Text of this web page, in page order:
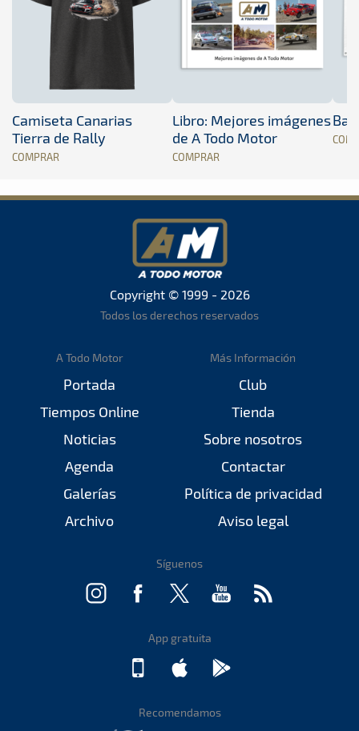
Camiseta Canarias
Tierra de Rally
COMPRAR
Libro: Mejores imágenes
de A Todo Motor
COMPRAR
Copyright © 1999 - 2026
Todos los derechos reservados
A Todo Motor
Portada
Tiempos Online
Noticias
Agenda
Galerías
Archivo
Más Información
Club
Tienda
Sobre nosotros
Contactar
Política de privacidad
Aviso legal
Síguenos
App gratuita
Recomendamos